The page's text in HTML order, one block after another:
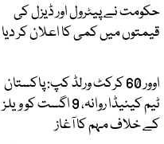
حکومت نے پیٹرول اور ڈیزل کی
قیمتوں میں کمی کا اعلان کر دیا
اوور 60 کرکٹ ورلڈ کپ: پاکستان
ٹیم کینیڈا روانہ، 9 اگست کو ویلز
کے خلاف مہم کا آغاز